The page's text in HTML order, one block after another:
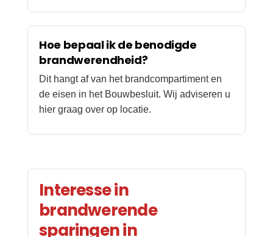
Hoe bepaal ik de benodigde
brandwerendheid?
Dit hangt af van het brandcompartiment en
de eisen in het Bouwbesluit. Wij adviseren u
hier graag over op locatie.
Interesse in
brandwerende
sparingen in